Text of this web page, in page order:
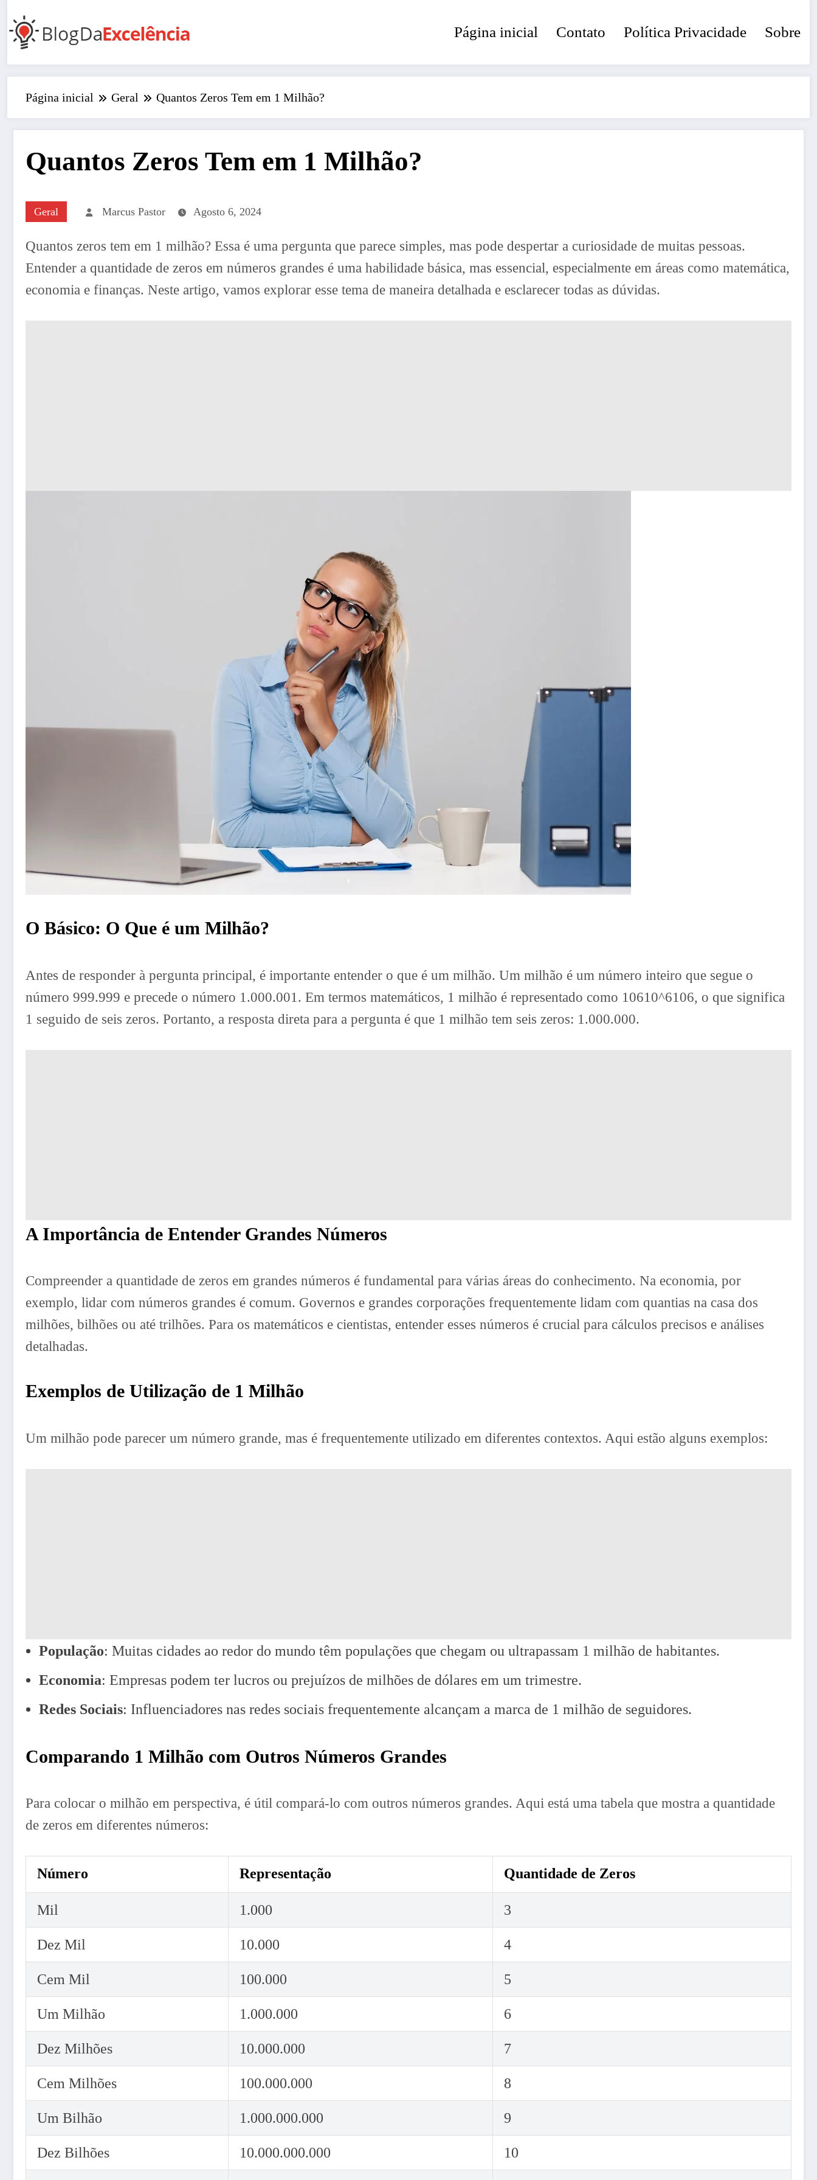
para
conteúdo
Página inicial Contato Política Privacidade Sobre
Página inicial Geral Quantos Zeros Tem em 1 Milhão?
Quantos Zeros Tem em 1 Milhão?
Geral Marcus Pastor Agosto 6, 2024
Quantos zeros tem em 1 milhão? Essa é uma pergunta que parece simples, mas pode despertar a curiosidade de muitas pessoas.
Entender a quantidade de zeros em números grandes é uma habilidade básica, mas essencial, especialmente em áreas como matemática,
economia e finanças. Neste artigo, vamos explorar esse tema de maneira detalhada e esclarecer todas as dúvidas.
O Básico: O Que é um Milhão?
Antes de responder à pergunta principal, é importante entender o que é um milhão. Um milhão é um número inteiro que segue o
número 999.999 e precede o número 1.000.001. Em termos matemáticos, 1 milhão é representado como 10610^61 06, o que significa
1 seguido de seis zeros. Portanto, a resposta direta para a pergunta é que 1 milhão tem seis zeros: 1.000.000.
A Importância de Entender Grandes Números
Compreender a quantidade de zeros em grandes números é fundamental para várias áreas do conhecimento. Na economia, por
exemplo, lidar com números grandes é comum. Governos e grandes corporações frequentemente lidam com quantias na casa dos
milhões, bilhões ou até trilhões. Para os matemáticos e cientistas, entender esses números é crucial para cálculos precisos e análises
detalhadas.
Exemplos de Utilização de 1 Milhão
Um milhão pode parecer um número grande, mas é frequentemente utilizado em diferentes contextos. Aqui estão alguns exemplos:
População: Muitas cidades ao redor do mundo têm populações que chegam ou ultrapassam 1 milhão de habitantes.
Economia: Empresas podem ter lucros ou prejuízos de milhões de dólares em um trimestre.
Redes Sociais: Influenciadores nas redes sociais frequentemente alcançam a marca de 1 milhão de seguidores.
Comparando 1 Milhão com Outros Números Grandes
Para colocar o milhão em perspectiva, é útil compará-lo com outros números grandes. Aqui está uma tabela que mostra a quantidade
de zeros em diferentes números:
Número Representação Quantidade de Zeros
Mil 1.000 3
Dez Mil 10.000 4
Cem Mil 100.000 5
Um Milhão 1.000.000 6
Dez Milhões 10.000.000 7
Cem Milhões 100.000.000 8
Um Bilhão 1.000.000.000 9
Dez Bilhões 10.000.000.000 10